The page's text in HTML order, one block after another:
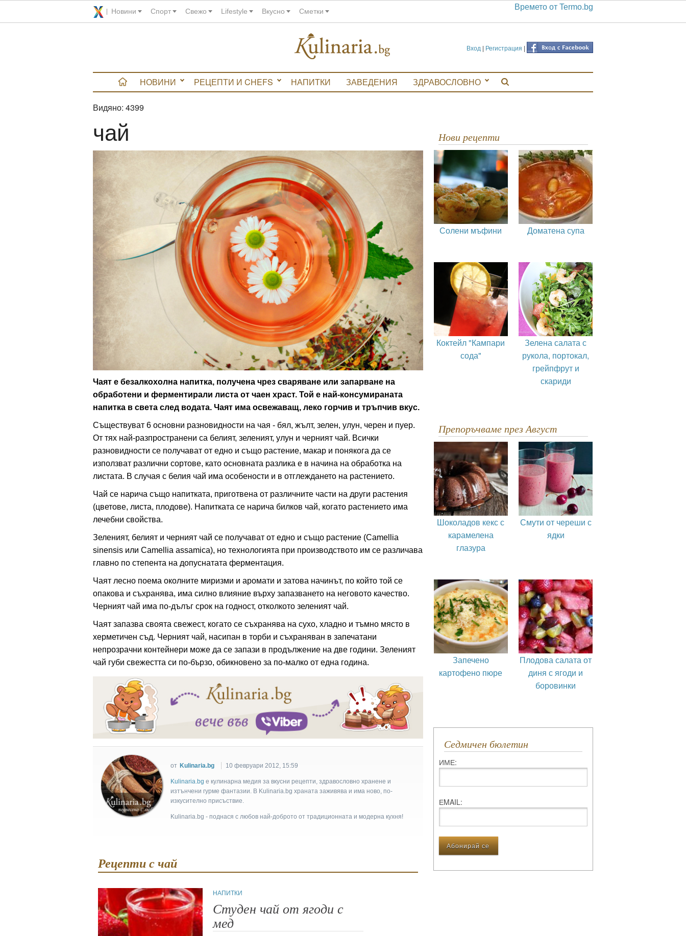
Новини Спорт Свежо Lifestyle Вкусно Сметки Времето от Termo.bg
Вход | Регистрация |
НОВИНИ РЕЦЕПТИ И CHEFS НАПИТКИ ЗАВЕДЕНИЯ ЗДРАВОСЛОВНО
Видяно: 4399
чай
Чаят е безалкохолна напитка, получена чрез сваряване или запарване на
обработени и ферментирали листа от чаен храст. Той е най-консумираната
напитка в света след водата. Чаят има освежаващ, леко горчив и тръпчив вкус.
Съществуват 6 основни разновидности на чая - бял, жълт, зелен, улун, черен и пуер.
От тях най-разпространени са белият, зеленият, улун и черният чай. Всички
разновидности се получават от едно и също растение, макар и понякога да се
използват различни сортове, като основната разлика е в начина на обработка на
листата. В случая с белия чай има особености и в отглеждането на растението.
Чай се нарича също напитката, приготвена от различните части на други растения
(цветове, листа, плодове). Напитката се нарича билков чай, когато растението има
лечебни свойства.
Зеленият, белият и черният чай се получават от едно и също растение (Camellia
sinensis или Camellia assamica), но технологията при производството им се различава
главно по степента на допуснатата ферментация.
Чаят лесно поема околните миризми и аромати и затова начинът, по който той се
опакова и съхранява, има силно влияние върху запазването на неговото качество.
Черният чай има по-дълъг срок на годност, отколкото зеленият чай.
Чаят запазва своята свежест, когато се съхранява на сухо, хладно и тъмно място в
херметичен съд. Черният чай, насипан в торби и съхраняван в запечатани
непрозрачни контейнери може да се запази в продължение на две години. Зеленият
чай губи свежестта си по-бързо, обикновено за по-малко от една година.
от Kulinaria.bg 10 февруари 2012, 15:59
Kulinaria.bg e кулинарна медия за вкусни рецепти, здравословно хранене и
изтънчени гурме фантазии. В Kulinaria.bg храната заживява и има ново, по-
изкусително присъствие.
Kulinaria.bg - поднася с любов най-доброто от традиционната и модерна кухня!
Рецепти с чай
НАПИТКИ
Студен чай от ягоди с
мед
Нови рецепти
Солени мъфини Доматена супа
Коктейл "Кампари
сода"
Зелена салата с
рукола, портокал,
грейпфрут и
скариди
Препоръчваме през Август
Шоколадов кекс с
карамелена
глазура
Смути от череши с
ядки
Запечено
картофено пюре
Плодова салата от
диня с ягоди и
боровинки
Седмичен бюлетин
ИМЕ:
ЕMAIL: